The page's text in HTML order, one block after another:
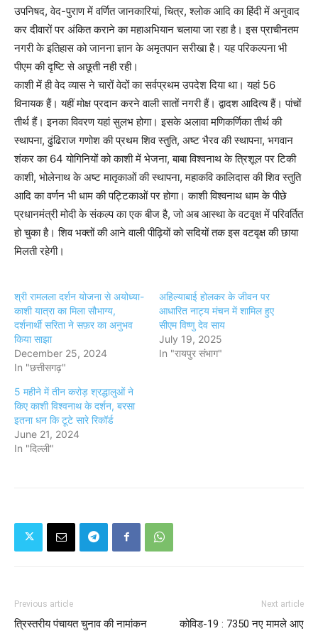
उपनिषद, वेद-पुराण में वर्णित जानकारियां, चित्र, श्लोक आदि का हिंदी में अनुवाद
कर दीवारों पर अंकित कराने का महाअभियान चलाया जा रहा है। इस प्राचीनतम
नगरी के इतिहास को जानना ज्ञान के अमृतपान सरीखा है। यह परिकल्पना भी
पीएम की दृष्टि से अछूती नही रही।
काशी में ही वेद व्यास ने चारों वेदों का सर्वप्रथम उपदेश दिया था। यहां 56
विनायक हैं। यहीं मोक्ष प्रदान करने वाली सातों नगरी हैं। द्वादश आदित्य हैं। पांचों
तीर्थ हैं। इनका विवरण यहां सुलभ होगा। इसके अलावा मणिकर्णिका तीर्थ की
स्थापना, ढुंढिराज गणोश की प्रथम शिव स्तुति, अष्ट भैरव की स्थापना, भगवान
शंकर का 64 योगिनियों को काशी में भेजना, बाबा विश्वनाथ के त्रिशूल पर टिकी
काशी, भोलेनाथ के अष्ट मातृकाओं की स्थापना, महाकवि कालिदास की शिव स्तुति
आदि का वर्णन भी धाम की पट्टिकाओं पर होगा। काशी विश्वनाथ धाम के पीछे
प्रधानमंत्री मोदी के संकल्प का एक बीज है, जो अब आस्था के वटवृक्ष में परिवर्तित
हो चुका है। शिव भक्तों की आने वाली पीढ़ियों को सदियों तक इस वटवृक्ष की छाया
मिलती रहेगी।
श्री रामलला दर्शन योजना से अयोध्या-
काशी यात्रा का मिला सौभाग्य,
दर्शनार्थी सरिता ने सफ़र का अनुभव
किया साझा
December 25, 2024
In "छत्तीसगढ़"
अहिल्याबाई होलकर के जीवन पर
आधारित नाट्य मंचन में शामिल हुए
सीएम विष्णु देव साय
July 19, 2025
In "रायपुर संभाग"
5 महीने में तीन करोड़ श्रद्धालुओं ने
किए काशी विश्वनाथ के दर्शन, बरसा
इतना धन कि टूटे सारे रिकॉर्ड
June 21, 2024
In "दिल्ली"
Previous article
त्रिस्तरीय पंचायत चुनाव की नामांकन
Next article
कोविड-19 : 7350 नए मामले आए